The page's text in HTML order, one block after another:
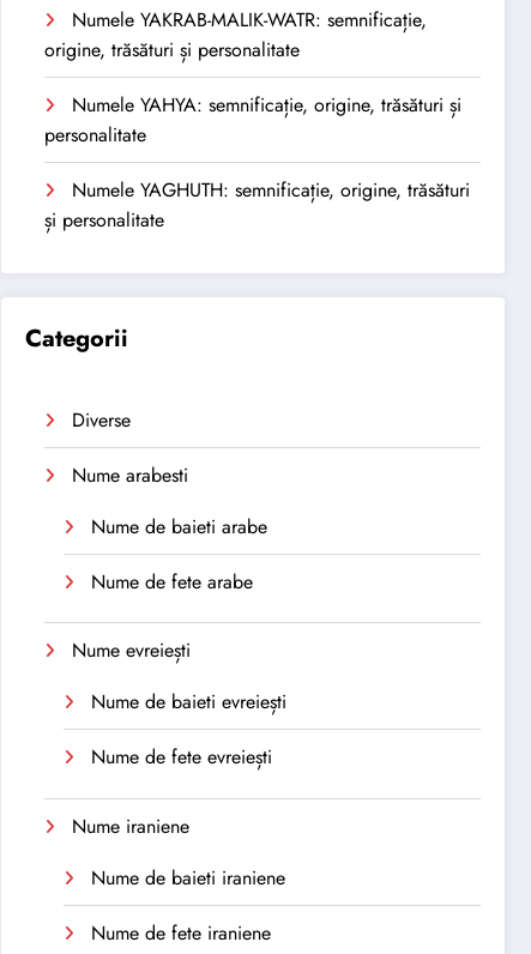
Numele YAKRAB-MALIK-WATR: semnificație,
origine, trăsături și personalitate
Numele YAHYA: semnificație, origine, trăsături și
personalitate
Numele YAGHUTH: semnificație, origine, trăsături
și personalitate
Categorii
Diverse
Nume arabesti
Nume de baieti arabe
Nume de fete arabe
Nume evreiești
Nume de baieti evreiești
Nume de fete evreiești
Nume iraniene
Nume de baieti iraniene
Nume de fete iraniene